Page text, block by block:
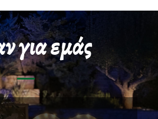
για εμάς